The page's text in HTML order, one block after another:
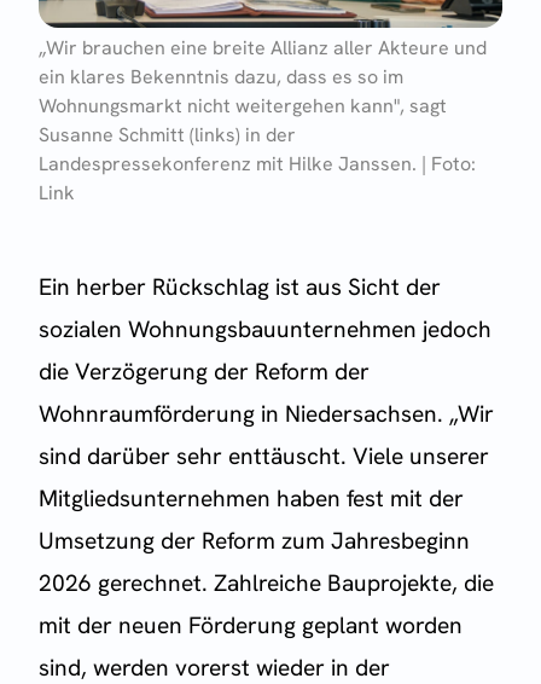
„Wir brauchen eine breite Allianz aller Akteure und
ein klares Bekenntnis dazu, dass es so im
Wohnungsmarkt nicht weitergehen kann", sagt
Susanne Schmitt (links) in der
Landespressekonferenz mit Hilke Janssen. | Foto:
Link
Ein herber Rückschlag ist aus Sicht der
sozialen Wohnungsbauunternehmen jedoch
die Verzögerung der Reform der
Wohnraumförderung in Niedersachsen. „Wir
sind darüber sehr enttäuscht. Viele unserer
Mitgliedsunternehmen haben fest mit der
Umsetzung der Reform zum Jahresbeginn
2026 gerechnet. Zahlreiche Bauprojekte, die
mit der neuen Förderung geplant worden
sind, werden vorerst wieder in der